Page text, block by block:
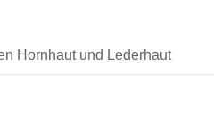
Hornhaut und Lederhaut